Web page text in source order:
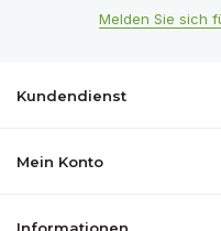
Melden Sie sich
Kundendienst
Mein Konto